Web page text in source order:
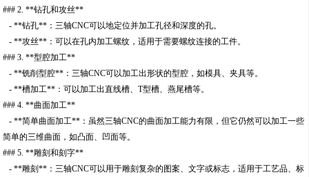
### 2. **钻孔和攻丝**
- **钻孔**：三轴CNC可以地定位并加工孔径和深度的孔。
- **攻丝**：可以在孔内加工螺纹，适用于需要螺纹连接的工件。
### 3. **型腔加工**
- **铣削型腔**：三轴CNC可以加工出形状的型腔，如模具、夹具等。
- **槽加工**：可以加工出直线槽、T型槽、燕尾槽等。
### 4. **曲面加工**
- **简单曲面加工**：虽然三轴CNC的曲面加工能力有限，但它仍然可以加工一些
简单的三维曲面，如凸面、凹面等。
### 5. **雕刻和刻字**
- **雕刻**：三轴CNC可以用于雕刻复杂的图案、文字或标志，适用于工艺品、标